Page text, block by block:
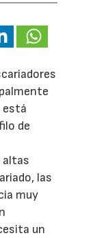
está
de
altas
las
muy
un